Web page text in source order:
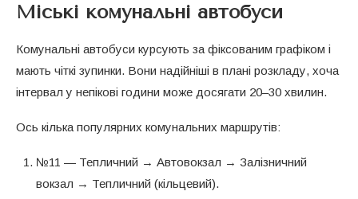
Міські комунальні автобуси
Комунальні автобуси курсують за фіксованим графіком і
мають чіткі зупинки. Вони надійніші в плані розкладу, хоча
інтервал у непікові години може досягати 20–30 хвилин.
Ось кілька популярних комунальних маршрутів:
№11 — Тепличний → Автовокзал → Залізничний
вокзал → Тепличний (кільцевий).